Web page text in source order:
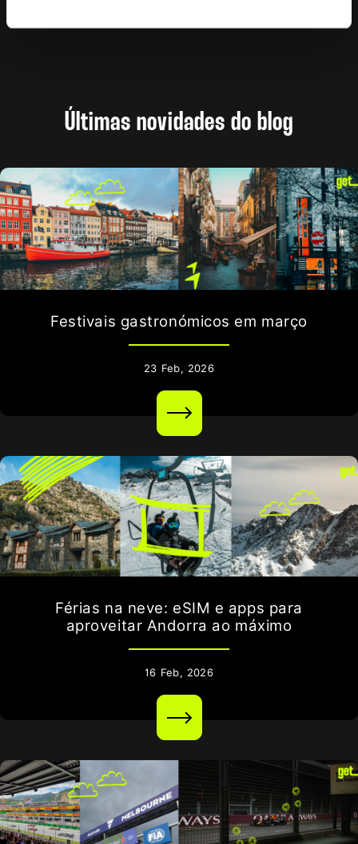
Últimas novidades do blog
Festivais gastronómicos em março
23 Feb, 2026
Férias na neve: eSIM e apps para
aproveitar Andorra ao máximo
16 Feb, 2026